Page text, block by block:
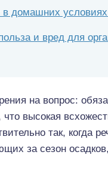
в домашних
и вред для
на вопрос:
высокая
так, когда
за сезон